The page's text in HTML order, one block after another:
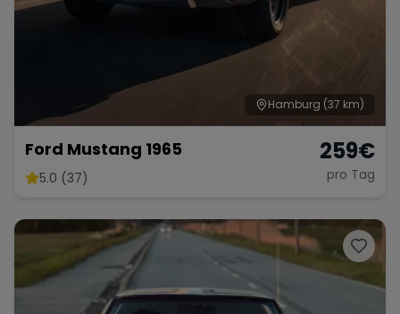
Hamburg (37 km)
Ford Mustang 1965
5.0 (37)
259€
pro Tag